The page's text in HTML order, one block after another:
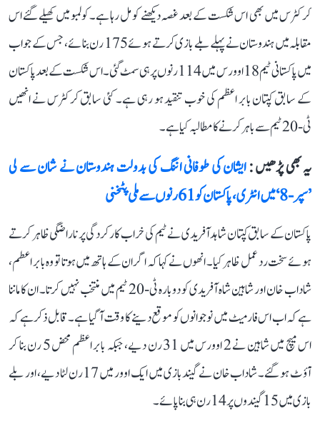
کرکٹرس میں بھی اس شکست کے بعد غصہ دیکھنے کو مل رہا ہے۔ کولمبو میں کھیلے گئے اس
مقابلہ میں ہندوستان نے پہلے بلے بازی کرتے ہوئے 175 رن بنائے، جس کے جواب
میں پاکستانی ٹیم 18 اوورس میں 114 رنوں پر ہی سمٹ گئی۔ اس شکست کے بعد پاکستان
کے سابق کپتان بابر اعظم کی خوب تنقید ہو رہی ہے۔ کئی سابق کرکٹرس نے انھیں
ٹی-20 ٹیم سے باہر کرنے کا مطالبہ کیا ہے۔
یہ بھی پڑھیں :ایشان کی طوفانی اننگ کی بدولت ہندوستان نے شان سے لی
’سپر-8‘ میں انٹری، پاکستان کو 61 رنوں سے ملی پٹخنی
پاکستان کے سابق کپتان شاہد آفریدی نے ٹیم کی خراب کارکردگی پر ناراضگی ظاہر کرتے
ہوئے سخت رد عمل ظاہر کیا۔ انھوں نے کہا کہ اگر ان کے ہاتھ میں ہوتا تو وہ بابر اعطم،
شاداب خان اور شاہین شاہ آفریدی کو دوبارہ ٹی-20 ٹیم میں منتخب نہیں کرتا۔ ان کا ماننا
ہے کہ اب اس فارمیٹ میں نوجوانوں کو موقع دینے کا وقت آ گیا ہے۔ قابل ذکر ہے کہ
اس میچ میں شاہین نے 2 اوورس میں 31 رن دیے، جبکہ بابر اعظم محض 5 رن بنا کر
آؤٹ ہو گئے۔ شاداب خان نے گیندبازی میں ایک اوور میں 17 رن لٹا دیے، اور بلے
بازی میں 15 گیندوں پر 14 رن ہی بنا پائے۔